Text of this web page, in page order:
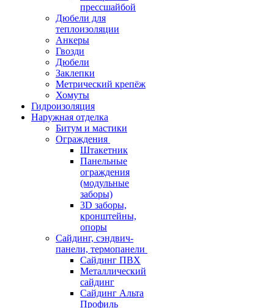
прессшайбой
Дюбели для
теплоизоляции
Анкеры
Гвозди
Дюбели
Заклепки
Метрический крепёж
Хомуты
Гидроизоляция
Наружная отделка
Битум и мастики
Ограждения
Штакетник
Панельные
ограждения
(модульные
заборы)
3D заборы,
кронштейны,
опоры
Cайдинг, сэндвич-
панели, термопанели
Сайдинг ПВХ
Металлический
сайдинг
Сайдинг Альта
Профиль